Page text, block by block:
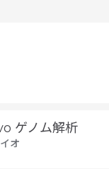
ゲノム解析
オ